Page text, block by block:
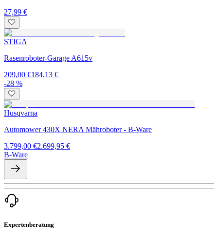
27,99 €
STIGA
Rasenroboter-Garage A615v
209,00 €184,13 €
-28 %
Husqvarna
Automower 430X NERA Mähroboter - B-Ware
3.799,00 €2.699,95 €
B-Ware
Expertenberatung